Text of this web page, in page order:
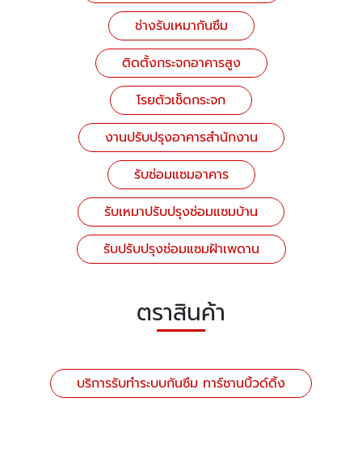
ช่างรับเหมากันซึม
ติดตั้งกระจกอาคารสูง
โรยตัวเช็ดกระจก
งานปรับปรุงอาคารสำนักงาน
รับซ่อมแซมอาคาร
รับเหมาปรับปรุงซ่อมแซมบ้าน
รับปรับปรุงซ่อมแซมฝ้าเพดาน
ตราสินค้า
บริการรับทำระบบกันซึม ทาร์ซานบิ้วด์ดิ้ง